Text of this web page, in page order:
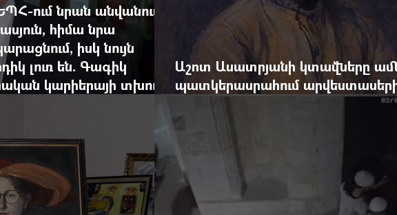
ում նրան անվանում
հիմա նրա
իսկ նույն
լուռ են. Գագիկ
կարիերայի տխուր
Աշոտ Ասատրյանի կտավները
պատկերասրահում